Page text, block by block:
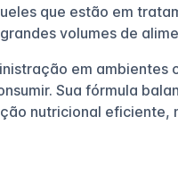
que estão em
volumes de
em ambientes
Sua fórmula
nutricional eficiente,